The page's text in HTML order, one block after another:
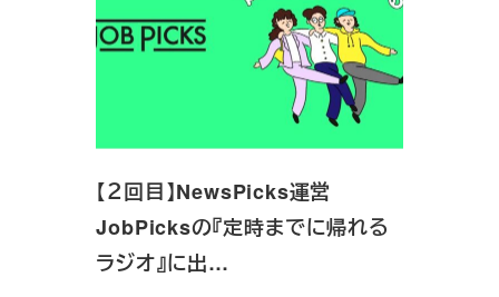
【２回目】NewsPicks運営
JobPicksの『定時までに帰れる
ラジオ』に出…